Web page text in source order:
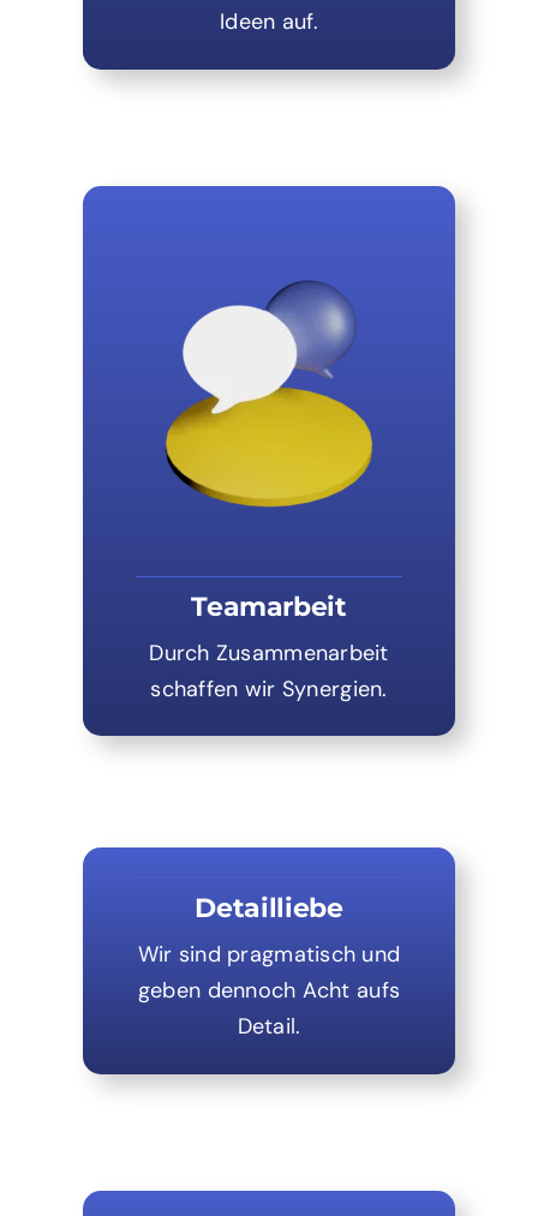
Ideen auf.
Teamarbeit
Durch Zusammenarbeit
schaffen wir Synergien.
Detailliebe
Wir sind pragmatisch und
geben dennoch Acht aufs
Detail.